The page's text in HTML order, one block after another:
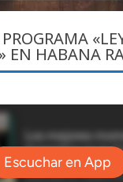
EN HABANA